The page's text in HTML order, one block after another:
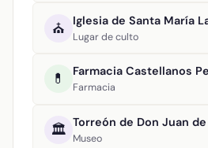
⛪ Iglesia de Santa María
Lugar de culto
💊 Farmacia Castellanos
Farmacia
🏛️ Torreón de Don Juan
Museo